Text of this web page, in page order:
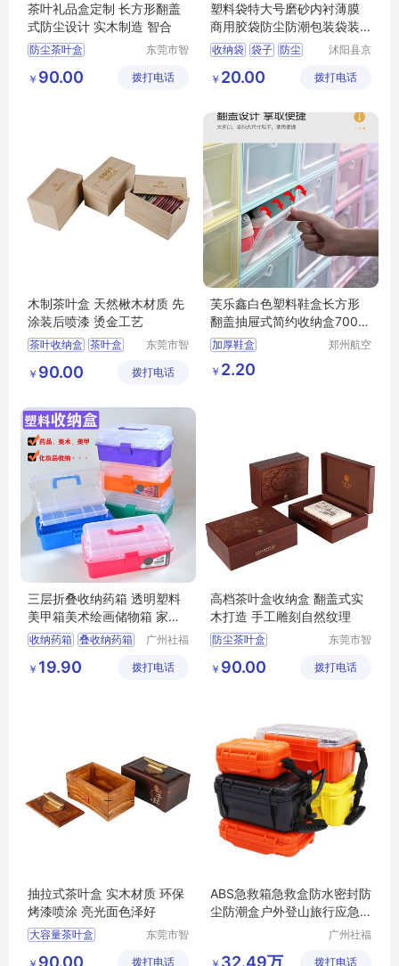
茶叶礼品盒定制 长方形翻盖
式防尘设计 实木制造 智合
防尘茶叶盒
茶叶收纳盒
东莞市智
限公司
￥ 90.00 拨打电话
塑料袋特大号磨砂内衬薄膜
商用胶袋防尘防潮包装袋装
被子的收纳袋
收纳袋 袋子 防尘
沭阳县京
心
￥ 20.00 拨打电话
木制茶叶盒 天然楸木材质 先
涂装后喷漆 烫金工艺
茶叶收纳盒 茶叶盒
多功能茶叶盒
东莞市智
限公司
￥ 90.00 拨打电话
芙乐鑫白色塑料鞋盒长方形
翻盖抽屉式简约收纳盒700毫
升
加厚鞋盒
收纳盒
郑州航空
￥ 2.20
三层折叠收纳药箱 透明塑料
美甲箱美术绘画储物箱 家用
药品收纳箱
收纳药箱 叠收纳药箱
储物箱
广州社福
械有限公
￥ 19.90 拨打电话
高档茶叶盒收纳盒 翻盖式实
木打造 手工雕刻自然纹理
防尘茶叶盒
茶叶收纳盒
东莞市智
限公司
￥ 90.00 拨打电话
抽拉式茶叶盒 实木材质 环保
烤漆喷涂 亮光面色泽好
大容量茶叶盒
东莞市智
限公司
90.00 拨打电话
ABS急救箱急救盒防水密封防
尘防潮盒户外登山旅行应急
广州社福
械有限公
32.49万 拨打电话